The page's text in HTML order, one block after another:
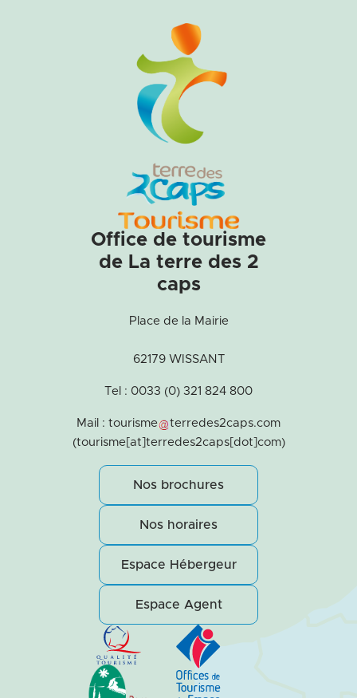
Office de tourisme
de La terre des 2
caps
Place de la Mairie
62179 WISSANT
Tel : 0033 (0) 321 824 800
Mail : tourisme terredes2caps.com
(tourisme[at]terredes2caps[dot]com)
Nos brochures
Nos horaires
Espace Hébergeur
Espace Agent